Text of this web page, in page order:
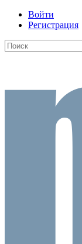
Войти
Регистрация